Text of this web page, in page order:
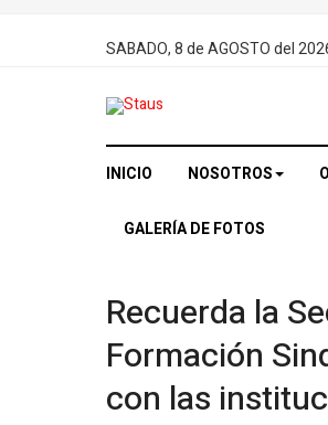
SABADO, 8 de AGOSTO del
INICIO NOSOTROS
GALERÍA DE FOTOS
Recuerda la
Formación
con las